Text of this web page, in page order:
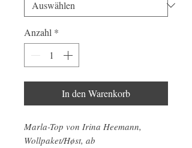
Anzahl *
In den Warenkorb
Marla-Top von Irina Heemann,
Wollpaket/Høst, ab